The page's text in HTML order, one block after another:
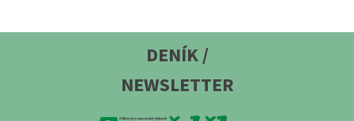
DENÍK /
NEWSLETTER